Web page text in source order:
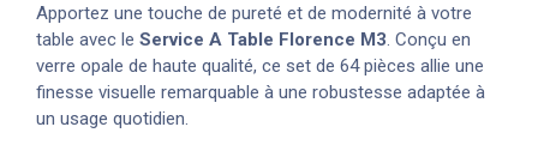
Apportez une touche de pureté et de modernité à votre
table avec le Service A Table Florence M3. Conçu en
verre opale de haute qualité, ce set de 64 pièces allie une
finesse visuelle remarquable à une robustesse adaptée à
un usage quotidien.